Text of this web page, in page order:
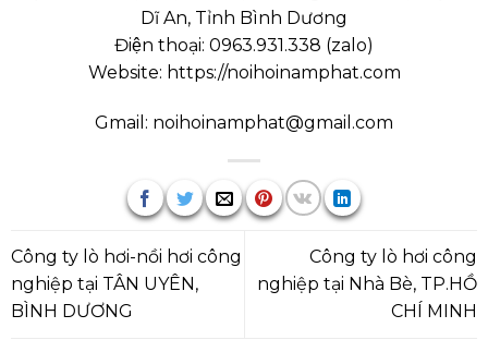
Dĩ An, Tỉnh Bình Dương
Điện thoại: 0963.931.338 (zalo)
Website: https://noihoinamphat.com
Gmail: noihoinamphat@gmail.com
Công ty lò hơi-nồi hơi công
nghiệp tại TÂN UYÊN,
BÌNH DƯƠNG
Công ty lò hơi công
nghiệp tại Nhà Bè, TP.HỒ
CHÍ MINH